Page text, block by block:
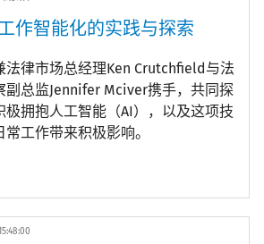
作智能化的实践与探索
法律市场总经理Ken Crutchfield与法
副总监Jennifer Mciver携手，共同探
极拥抱人工智能（AI），以及这项技
工作带来积极影响。